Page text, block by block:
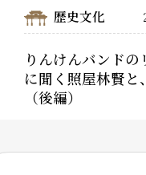
歴史文化
りんけんバンドの
に聞く――照屋林賢と
（後編）